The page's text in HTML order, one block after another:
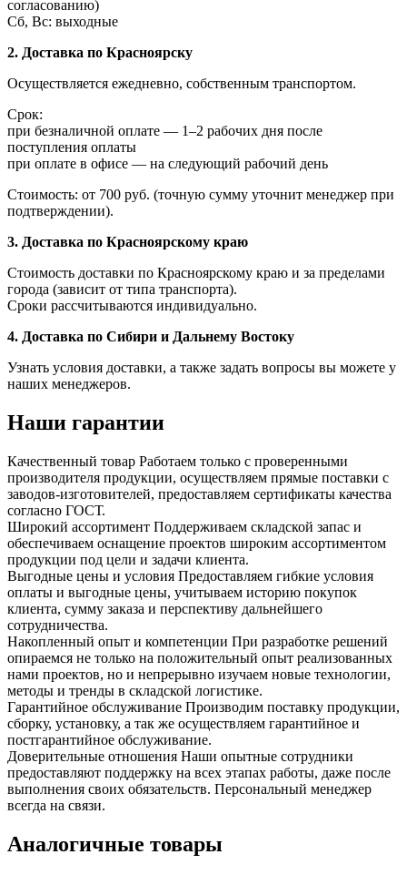
согласованию)
Сб, Вс: выходные
2. Доставка по Красноярску
Осуществляется ежедневно, собственным транспортом.
Срок:
при безналичной оплате — 1–2 рабочих дня после
поступления оплаты
при оплате в офисе — на следующий рабочий день
Стоимость: от 700 руб. (точную сумму уточнит менеджер при
подтверждении).
3. Доставка по Красноярскому краю
Стоимость доставки по Красноярскому краю и за пределами
города (зависит от типа транспорта).
Сроки рассчитываются индивидуально.
4. Доставка по Сибири и Дальнему Востоку
Узнать условия доставки, а также задать вопросы вы можете у
наших менеджеров.
Наши гарантии
Качественный товар Работаем только с проверенными
производителя продукции, осуществляем прямые поставки с
заводов-изготовителей, предоставляем сертификаты качества
согласно ГОСТ.
Широкий ассортимент Поддерживаем складской запас и
обеспечиваем оснащение проектов широким ассортиментом
продукции под цели и задачи клиента.
Выгодные цены и условия Предоставляем гибкие условия
оплаты и выгодные цены, учитываем историю покупок
клиента, сумму заказа и перспективу дальнейшего
сотрудничества.
Накопленный опыт и компетенции При разработке решений
опираемся не только на положительный опыт реализованных
нами проектов, но и непрерывно изучаем новые технологии,
методы и тренды в складской логистике.
Гарантийное обслуживание Производим поставку продукции,
сборку, установку, а так же осуществляем гарантийное и
постгарантийное обслуживание.
Доверительные отношения Наши опытные сотрудники
предоставляют поддержку на всех этапах работы, даже после
выполнения своих обязательств. Персональный менеджер
всегда на связи.
Аналогичные товары